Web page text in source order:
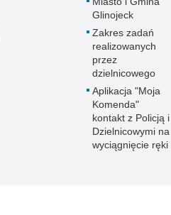
Glinojeck
Zakres zadań
realizowanych
przez
dzielnicowego
Aplikacja "Moja
Komenda"
kontakt z Policją i
Dzielnicowymi na
wyciągnięcie ręki